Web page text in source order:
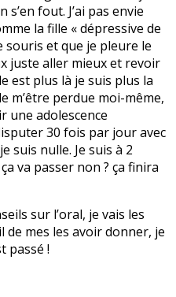
s’en fout. J’ai pas envie
la fille « dépressive de
souris et que je pleure le
juste aller mieux et revoir
est plus là je suis plus la
m’être perdue moi-même,
une adolescence
30 fois par jour avec
suis nulle. Je suis à 2
va passer non ? ça finira
sur l’oral, je vais les
de mes les avoir donner, je
passé !